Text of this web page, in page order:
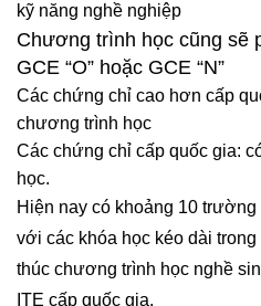
kỹ năng nghề nghiệp
Chương trình học cũng sẽ
GCE “O” hoặc GCE “N”
Các chứng chỉ cao hơn cấp
chương trình học
Các chứng chỉ cấp quốc gia:
học.
Hiện nay có khoảng 10
với các khóa học kéo dài
thúc chương trình học nghề
ITE cấp quốc gia.